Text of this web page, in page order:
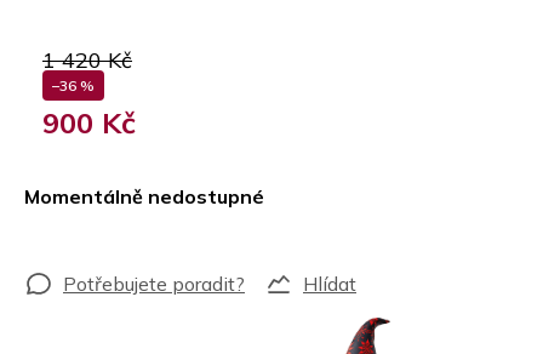
1 420 Kč
–36 %
900 Kč
Momentálně nedostupné
Hlídat